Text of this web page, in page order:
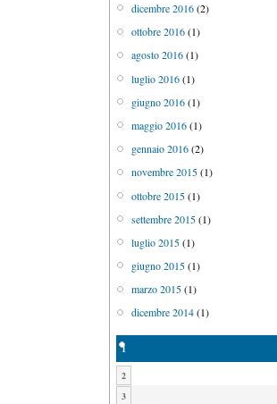
dicembre 2016(2)
ottobre 2016(1)
agosto 2016(1)
luglio 2016(1)
giugno 2016(1)
maggio 2016(1)
gennaio 2016(2)
novembre 2015(1)
ottobre 2015(1)
settembre 2015(1)
luglio 2015(1)
giugno 2015(1)
marzo 2015(1)
dicembre 2014(1)
1
2
3